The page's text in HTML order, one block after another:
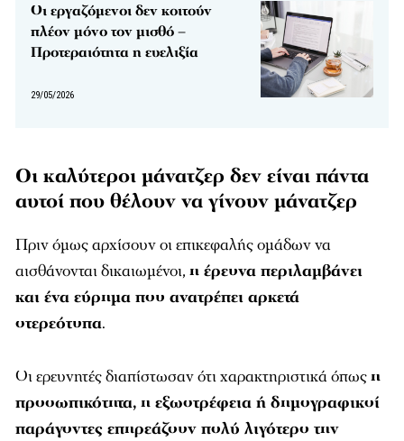
Οι εργαζόμενοι δεν κοιτούν
πλέον μόνο τον μισθό –
Προτεραιότητα η ευελιξία
29/05/2026
Οι καλύτεροι μάνατζερ δεν είναι πάντα
αυτοί που θέλουν να γίνουν μάνατζερ
Πριν όμως αρχίσουν οι επικεφαλής ομάδων να
αισθάνονται δικαιωμένοι, η έρευνα περιλαμβάνει
και ένα εύρημα που ανατρέπει αρκετά
στερεότυπα.
Οι ερευνητές διαπίστωσαν ότι χαρακτηριστικά όπωςη
προσωπικότητα, η εξωστρέφεια ή δημογραφικοί
παράγοντες επηρεάζουν πολύ λιγότερο την